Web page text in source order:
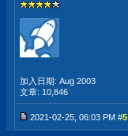
加入日期: Aug 2003
文章: 10,846
2021-02-25, 06:03 PM #5